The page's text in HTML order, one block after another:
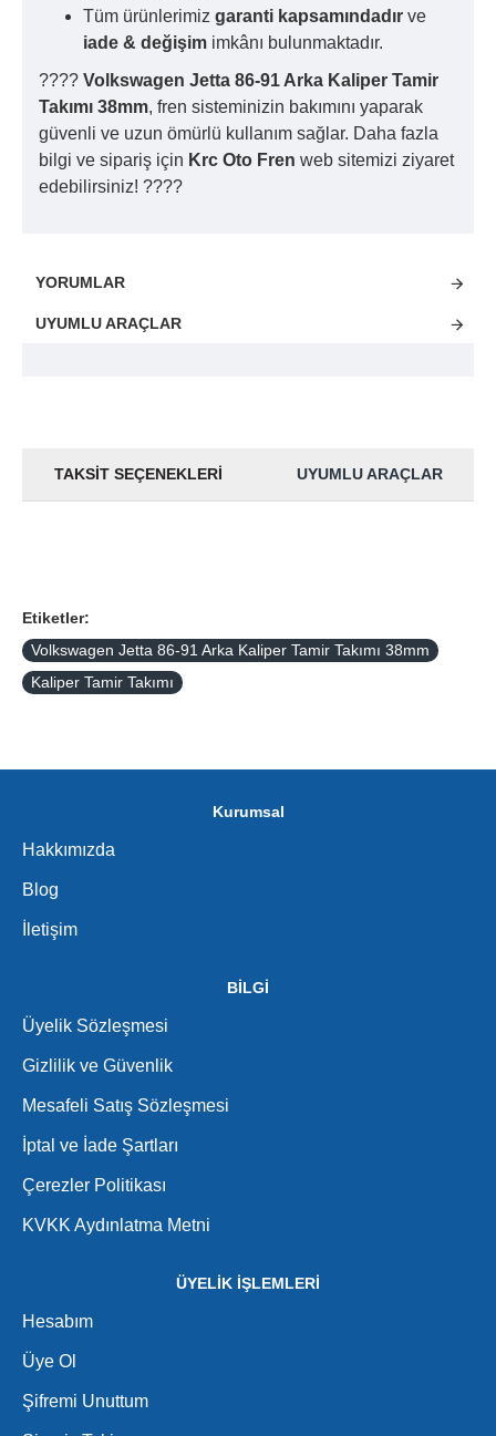
Tüm ürünlerimiz garanti kapsamındadır ve
iade & değişim imkânı bulunmaktadır.
???? Volkswagen Jetta 86-91 Arka Kaliper Tamir
Takımı 38mm, fren sisteminizin bakımını yaparak
güvenli ve uzun ömürlü kullanım sağlar. Daha fazla
bilgi ve sipariş için Krc Oto Fren web sitemizi ziyaret
edebilirsiniz! ????
YORUMLAR
UYUMLU ARAÇLAR
TAKSIT SEÇENEKLERI UYUMLU ARAÇLAR
Etiketler:
Volkswagen Jetta 86-91 Arka Kaliper Tamir Takımı 38mm
Kaliper Tamir Takımı
Kurumsal
Hakkımızda
Blog
İletişim
BİLGİ
Üyelik Sözleşmesi
Gizlilik ve Güvenlik
Mesafeli Satış Sözleşmesi
İptal ve İade Şartları
Çerezler Politikası
KVKK Aydınlatma Metni
ÜYELİK İŞLEMLERİ
Hesabım
Üye Ol
Şifremi Unuttum